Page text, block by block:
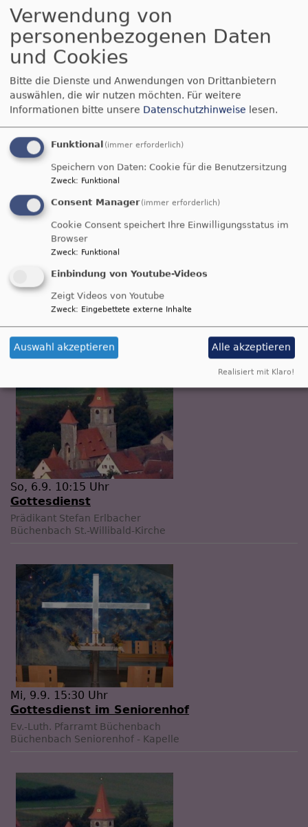
Mi, 2.9. 20 Uhr
Gebet für Israel und die Welt
Sauer Anita
Büchenbach
So, 6.9. 9 Uhr
Gottesdienst
Prädikant Stefan Erlbacher
Roth-Rothaurach Dorfgemeinschaftshaus Rothaurach
So, 6.9. 10:15 Uhr
Gottesdienst
Prädikant Stefan Erlbacher
Büchenbach St.-Willibald-Kirche
Mi, 9.9. 15:30 Uhr
Gottesdienst im Seniorenhof
Ev.-Luth. Pfarramt Büchenbach
Büchenbach Seniorenhof - Kapelle
Verwendung von
personenbezogenen Daten
und Cookies
Bitte die Dienste und Anwendungen von Drittanbietern
auswählen, die wir nutzen möchten. Für weitere
Informationen bitte unsere Datenschutzhinweise lesen.
Funktional (immer erforderlich)
Speichern von Daten: Cookie für die Benutzersitzung
Zweck: Funktional
Consent Manager (immer erforderlich)
Cookie Consent speichert Ihre Einwilligungsstatus im
Browser
Zweck: Funktional
Einbindung von Youtube-Videos
Zeigt Videos von Youtube
Zweck: Eingebettete externe Inhalte
Auswahl akzeptieren Alle akzeptieren
Realisiert mit Klaro!